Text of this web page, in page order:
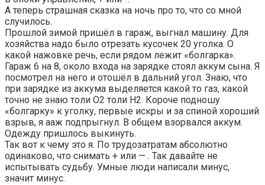
А теперь страшная сказка на ночь про то, что со мной
случилось.
Прошлой зимой пришёл в гараж, выгнал машину. Для
хозяйства надо было отрезать кусочек 20 уголка. О
какой нажовке речь, если рядом лежит «болгарка».
Гараж 6 на 8, около входа на зарядке стоял аккум сына. Я
посмотрел на него и отошёл в дальний угол. Знаю, что
при зарядке из аккума выделяется какой то газ, какой
точно не знаю толи О2 толи Н2. Короче подношу
«болгарку» к уголку, первые искры и за спиной хороший
взрыв, я ааж подпрыгнул. В общем взорвался аккум.
Одежду пришлось выкинуть.
Так вот к чему это я. По трудозатратам абсолютно
одинаково, что снимать + или — . Так давайте не
испытывать судьбу. Умные люди написали минус,
значит минус.